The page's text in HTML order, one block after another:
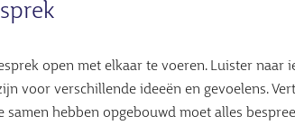
open met elkaar te voeren. Luister naar
voor verschillende ideeën en gevoelens.
samen hebben opgebouwd moet alles